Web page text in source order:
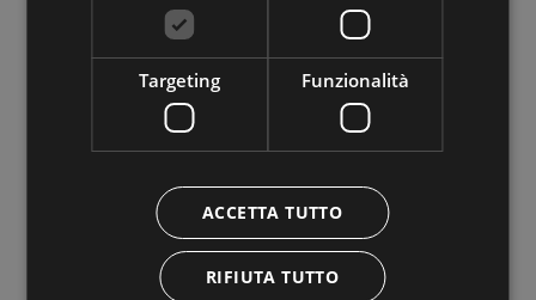
Cosa offre
Lingue parlate
Trattamento
Targeting Funzionalità
ACCETTA TUTTO
RIFIUTA TUTTO